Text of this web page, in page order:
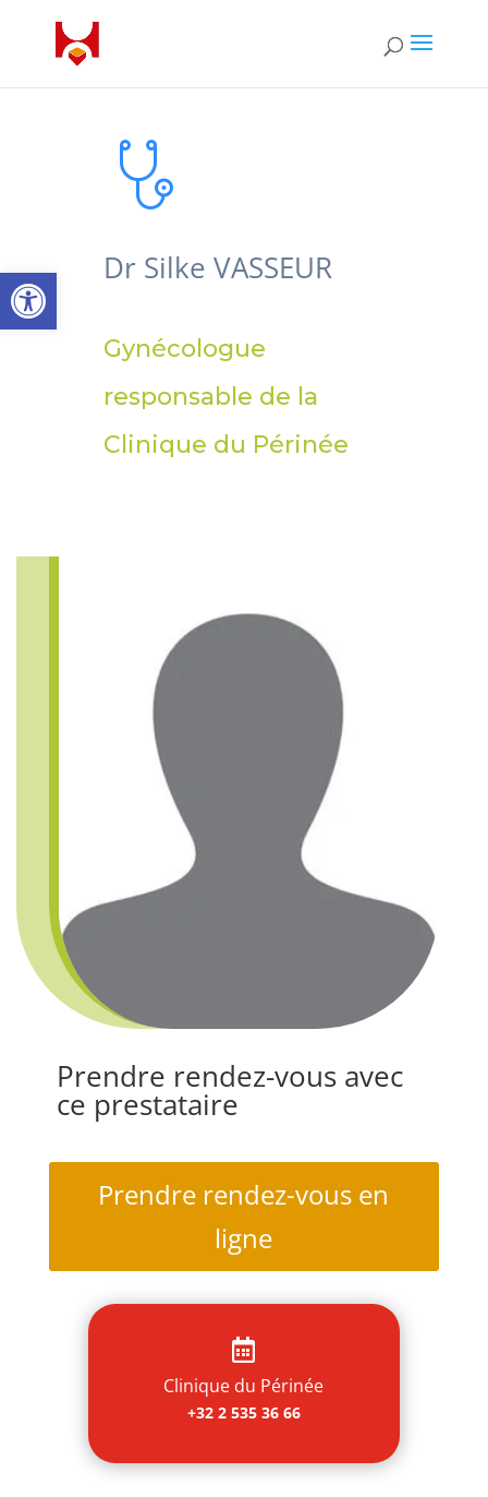
Ouvrir la barre d’outilsDr Silke VASSEUR
Gynécologue
responsable de la
Clinique du Périnée
Prendre rendez-vous avec
ce prestataire
Prendre rendez-vous en
ligne

Clinique du Périnée
+32 2 535 36 66